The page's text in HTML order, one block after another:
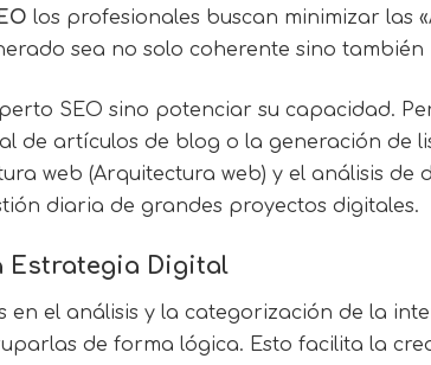
los profesionales buscan minimizar las
sea no solo coherente sino
SEO sino potenciar su capacidad.
de artículos de blog o la generación de
web (Arquitectura web) y el análisis de
diaria de grandes proyectos digitales.
Estrategia Digital
en el análisis y la categorización de la
de forma lógica. Esto facilita la